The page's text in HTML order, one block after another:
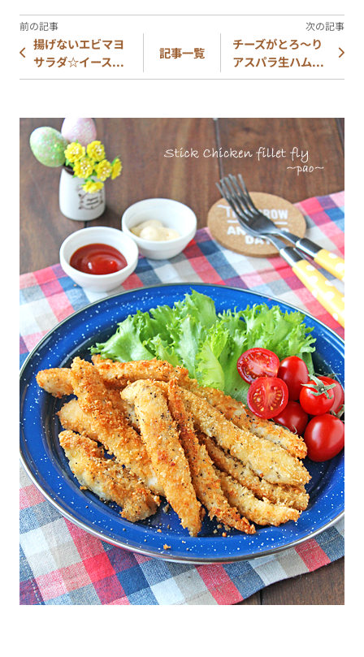
揚げないエビマヨ
サラダ☆イース...
記事一覧
チーズがとろ～り
アスパラ生ハム...